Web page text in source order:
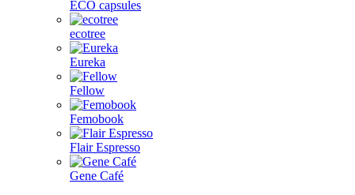
ECO capsules
ecotree
Eureka
Fellow
Femobook
Flair Espresso
Gene Café